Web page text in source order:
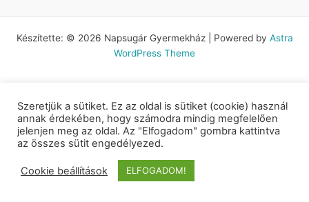
Készítette: © 2026 Napsugár Gyermekház | Powered by Astra
WordPress Theme
Szeretjük a sütiket. Ez az oldal is sütiket (cookie) használ
annak érdekében, hogy számodra mindig megfelelően
jelenjen meg az oldal. Az "Elfogadom" gombra kattintva
az összes sütit engedélyezed.
Cookie beállítások ELFOGADOM!